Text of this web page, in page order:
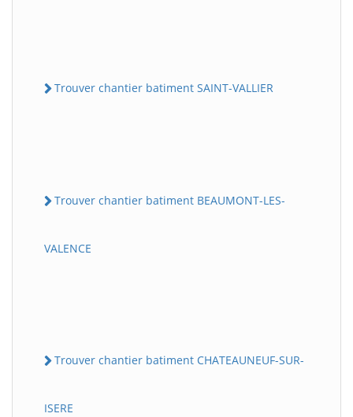
Trouver chantier batiment SAINT-VALLIER
Trouver chantier batiment BEAUMONT-LES-
VALENCE
Trouver chantier batiment CHATEAUNEUF-SUR-
ISERE